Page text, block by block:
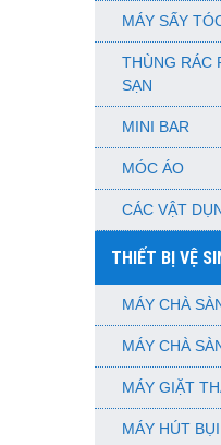
MÁY SẤY
THÙNG RÁC
SẠN
MINI BAR
MÓC ÁO
CÁC VẬT
THIẾT BỊ VỆ
MÁY CHÀ
MÁY CHÀ
MÁY GIẶT
MÁY HÚT BỤI